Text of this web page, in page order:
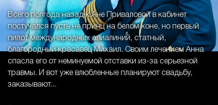
Всего полгода назад к Ане Приваловой в кабинет
постучался пусть не принц на белом коне, но первый
пилот международных авиалиний, статный,
благородный красавец Михаил. Своим лечением Анна
спасла его от неминуемой отставки из-за серьезной
травмы. И вот уже влюбленные планируют свадьбу,
заказывают...